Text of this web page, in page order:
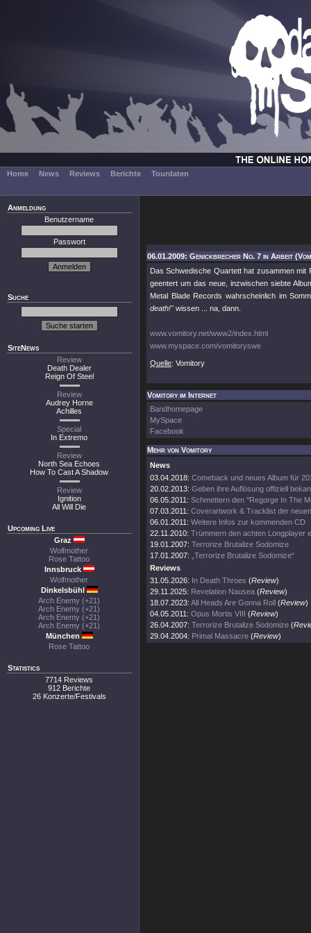
Home News Reviews Berichte Tourdaten
Anmeldung
Benutzername
Passwort
Suche
SiteNews
Review
Death Dealer
Reign Of Steel
Review
Audrey Horne
Achilles
Special
In Extremo
Review
North Sea Echoes
How To Cast A Shadow
Review
Ignition
All Will Die
Upcoming Live
Graz
Wolfmother
Rose Tattoo
Innsbruck
Wolfmother
Dinkelsbühl
Arch Enemy (+21)
Arch Enemy (+21)
Arch Enemy (+21)
Arch Enemy (+21)
München
Rose Tattoo
Statistics
7714 Reviews
912 Berichte
26 Konzerte/Festivals
06.01.2009: Genickbrecher No. 7 in Arbeit
Das Schwedische Quartett hat zusammen mit
geentert um das neue, inzwischen siebte
Metal Blade Records wahrscheinlich im
death!"wissen ... na, dann.
www.vomitory.net/www2/index.html
www.myspace.com/vomitoryswe
Quelle: Vomitory
Vomitory im Internet
Bandhomepage
MySpace
Facebook
Mehr von Vomitory
News
03.04.2018: Comeback und neues Album für
20.02.2013: Geben ihre Auflösung offiziell
06.05.2011: Schmettern den "Regorge In The
07.03.2011: Coverartwork & Tracklist der
06.01.2011: Weitere Infos zur kommenden CD
22.11.2010: Trümmern den achten Longplayer
19.01.2007: Terrorize Brutalize Sodomize
17.01.2007:
„Terrorize Brutalize Sodomize“
Reviews
31.05.2026: In Death Throes (Review)
29.11.2025: Revelation Nausea (Review)
18.07.2023: All Heads Are Gonna Roll (Review)
04.05.2011: Opus Mortis VIII (Review)
26.04.2007: Terrorize Brutalize Sodomize (
29.04.2004: Primal Massacre (Review)